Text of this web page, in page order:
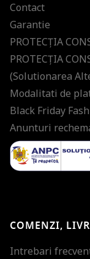
Contact
Garantie
PROTECŢIA
PROTECŢIA
(Solutionarea
Modalitati de
Black Friday
Anunturi
COMENZI,
Intrebari